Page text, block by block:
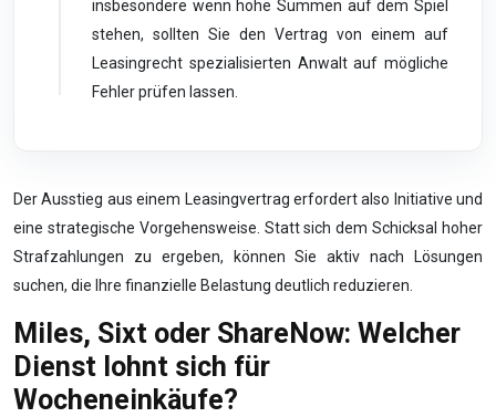
insbesondere wenn hohe Summen auf dem Spiel
stehen, sollten Sie den Vertrag von einem auf
Leasingrecht spezialisierten Anwalt auf mögliche
Fehler prüfen lassen.
Der Ausstieg aus einem Leasingvertrag erfordert also Initiative und
eine strategische Vorgehensweise. Statt sich dem Schicksal hoher
Strafzahlungen zu ergeben, können Sie aktiv nach Lösungen
suchen, die Ihre finanzielle Belastung deutlich reduzieren.
Miles, Sixt oder ShareNow: Welcher
Dienst lohnt sich für
Wocheneinkäufe?